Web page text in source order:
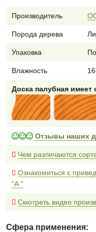
Производитель
Порода дерева
Упаковка
Влажность
Доска палубная
Отзывы наших
Чем различаются
Ознакомиться с
"А "
Смотреть видео
Сфера применения: